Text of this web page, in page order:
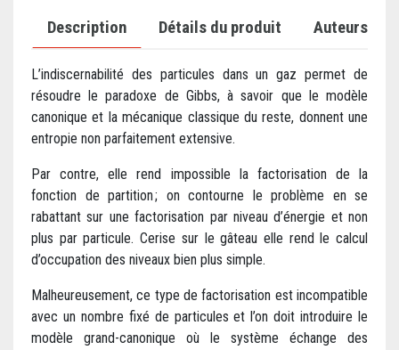
Description Détails du produit Auteurs
L’indiscernabilité des particules dans un gaz permet de
résoudre le paradoxe de Gibbs, à savoir que le modèle
canonique et la mécanique classique du reste, donnent une
entropie non parfaitement extensive.
Par contre, elle rend impossible la factorisation de la
fonction de partition ; on contourne le problème en se
rabattant sur une factorisation par niveau d’énergie et non
plus par particule. Cerise sur le gâteau elle rend le calcul
d’occupation des niveaux bien plus simple.
Malheureusement, ce type de factorisation est incompatible
avec un nombre fixé de particules et l’on doit introduire le
modèle grand-canonique où le système échange des